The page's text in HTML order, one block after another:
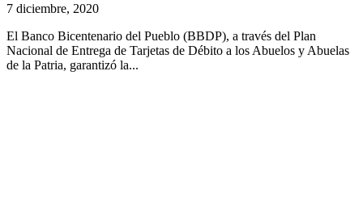
7 diciembre, 2020
El Banco Bicentenario del Pueblo (BBDP), a través del Plan
Nacional de Entrega de Tarjetas de Débito a los Abuelos y Abuelas
de la Patria, garantizó la...